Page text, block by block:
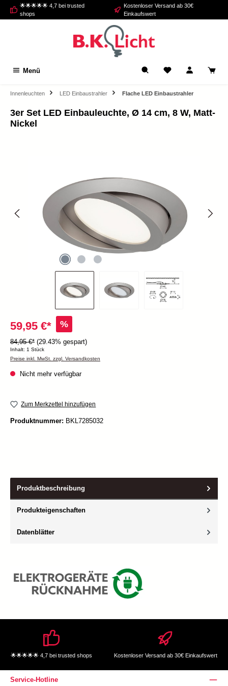
springen
🌟🌟🌟🌟🌟 4,7 bei trusted
shops
Kostenloser Versand ab 30€
Einkaufswert
Menü
Innenleuchten LED Einbaustrahler Flache LED Einbaustrahler
3er Set LED Einbauleuchte, Ø 14 cm, 8 W, Matt-
Nickel
59,95 €* %
84,95 €* (29.43% gespart)
Inhalt: 1 Stück
Preise inkl. MwSt. zzgl. Versandkosten
Nicht mehr verfügbar
Zum Merkzettel hinzufügen
Produktnummer: BKL7285032
Produktbeschreibung
Produkteigenschaften
Datenblätter
🌟🌟🌟🌟🌟 4,7 bei trusted shops Kostenloser Versand ab 30€ Einkaufswert
Service-Hotline